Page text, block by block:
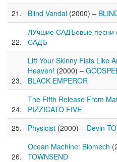
Blind Vandal (2000) –
ЛУчшие САДЪовые песни
САДЪ
Lift Your Skinny Fists Like
Heaven! (2000) –
BLACK EMPEROR
The Fifth Release From
PIZZICATO FIVE
Physicist (2000) – Devin
Ocean Machine: Biomech
TOWNSEND